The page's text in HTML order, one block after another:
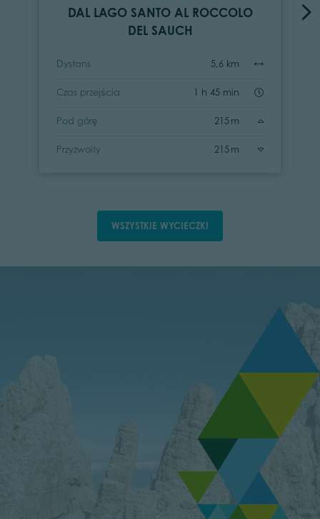
DAL LAGO SANTO AL ROCCOLO
DEL SAUCH
Dystans 5,6 km
Czas przejścia 1 h 45 min
Pod górę 215 m
Przyzwoity 215 m
WSZYSTKIE WYCIECZKI